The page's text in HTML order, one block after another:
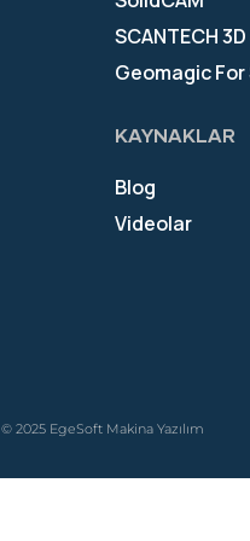
SCANTECH
Geomagic
KAYNAKLAR
Blog
Videolar
© 2025 EgeSoft Makina Yazılım